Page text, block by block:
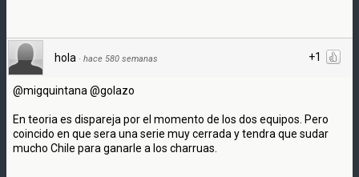
+1
hola · hace 580 semanas
@migquintana @golazo
En teoria es dispareja por el momento de los dos equipos. Pero
coincido en que sera una serie muy cerrada y tendra que sudar
mucho Chile para ganarle a los charruas.